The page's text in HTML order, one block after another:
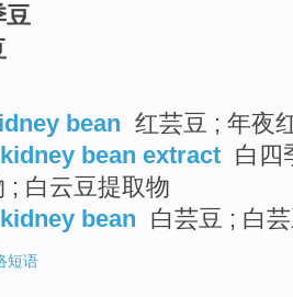
豆
bean 红芸豆 ; 年夜
bean extract 白四
; 白云豆提取物
bean 白芸豆 ; 白
短语